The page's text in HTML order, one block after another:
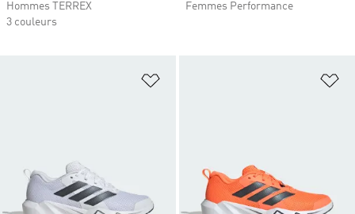
Hommes TERREX
3 couleurs
Femmes Performance
Ajouter à la Liste de produits